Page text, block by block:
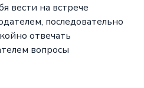
вести на встрече
последовательно
отвечать
вопросы